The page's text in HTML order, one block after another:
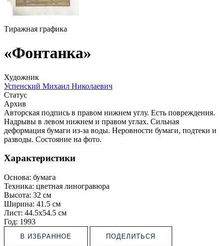
Тиражная графика
«Фонтанка»
Художник
Успенский Михаил Николаевич
Статус
Архив
Авторская подпись в правом нижнем углу. Есть повреждения.
Надрывы в левом нижнем и правом углах. Сильная
деформация бумаги из-за воды. Неровности бумаги, подтеки и
разводы. Состояние на фото.
Характеристики
Основа: бумага
Техника: цветная линогравюра
Высота: 32 см
Ширина: 41.5 см
Лист: 44.5х54.5 см
Год: 1993
В ИЗБРАННОЕ ПОДЕЛИТЬСЯ